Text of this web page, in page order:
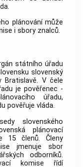
plánování může
i sbory znalců.
státního úřadu
slovenský
Bratislavě. V čele
je pověřenec -
úřadu,
pověřuje vláda.
slovenského
plánovací
15 členů. Členy
jmenuje sbor
odborníků.
komise řídí